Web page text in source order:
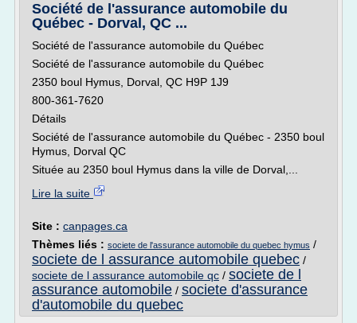
Société de l'assurance automobile du
Québec - Dorval, QC ...
Société de l'assurance automobile du Québec
Société de l'assurance automobile du Québec
2350 boul Hymus, Dorval, QC H9P 1J9
800-361-7620
Détails
Société de l'assurance automobile du Québec - 2350 boul
Hymus, Dorval QC
Située au 2350 boul Hymus dans la ville de Dorval,...
Lire la suite
Site : canpages.ca
Thèmes liés : societe de l'assurance automobile du quebec hymus /
societe de l assurance automobile quebec /
societe de l assurance automobile qc / societe de l
assurance automobile / societe d'assurance
d'automobile du quebec